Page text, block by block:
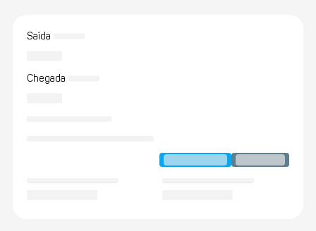
Saída
Chegada